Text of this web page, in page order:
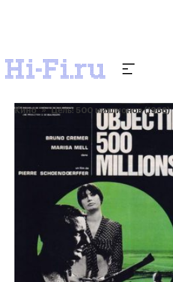
Кино Цель: 500 миллионов (1966)